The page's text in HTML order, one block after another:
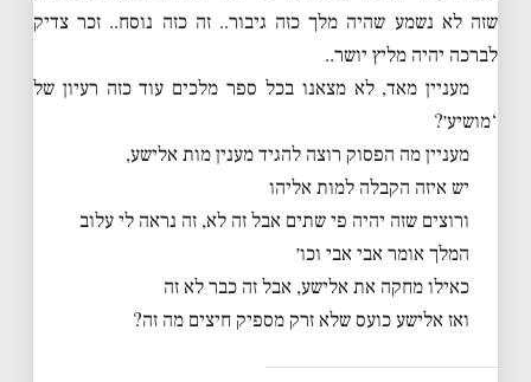
שזה לא נשמע שהיה מלך כזה גיבור.. זה כזה נוסח.. זכר צדיק
לברכה יהיה מליץ יושר..
מעניין מאד, לא מצאנו בכל ספר מלכים עוד כזה רעיון של
‘מושיע׳?
מעניין מה הפסוק רוצה להגיד מענין מות אלישע,
יש איזה הקבלה למות אליהו
ורוצים שזה יהיה פי שתים אבל זה לא, זה נראה לי עלוב
המלך אומר אבי אבי וכו׳
כאילו מחקה את אלישע, אבל זה כבר לא זה
ואז אלישע כועס שלא זרק מספיק חיצים מה זה?